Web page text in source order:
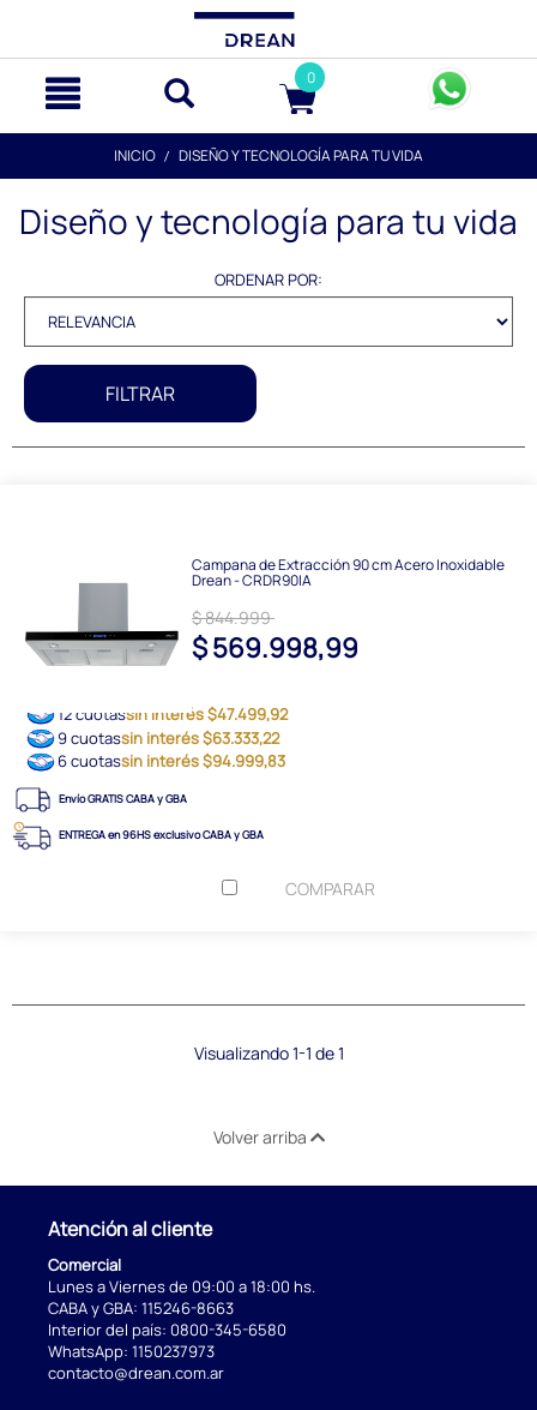
0
INICIO DISEÑO Y TECNOLOGÍA PARA TU VIDA
Diseño y tecnología para tu vida
ORDENAR POR:
FILTRAR
Campana de Extracción 90 cm Acero Inoxidable
Drean - CRDR90IA
$ 844.999
$ 569.998,99
12 cuotassin interés $47.499,92
9 cuotassin interés $63.333,22
6 cuotassin interés $94.999,83
Envío GRATIS CABA y GBA
ENTREGA en 96HS exclusivo CABA y GBA
COMPARAR
Visualizando 1-1 de 1
Volver arriba
Atención al cliente
Comercial
Lunes a Viernes de 09:00 a 18:00 hs.
CABA y GBA: 115246-8663
Interior del país: 0800-345-6580
WhatsApp: 1150237973
contacto@drean.com.ar